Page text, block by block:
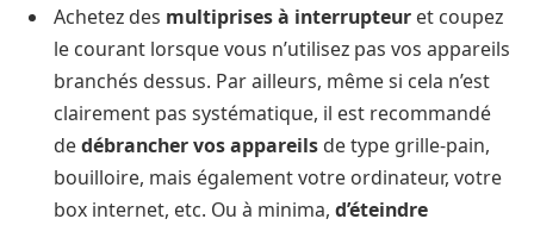
Achetez des multiprises à interrupteur et coupez
le courant lorsque vous n’utilisez pas vos appareils
branchés dessus. Par ailleurs, même si cela n’est
clairement pas systématique, il est recommandé
dedébrancher vos appareils de type grille-pain,
bouilloire, mais également votre ordinateur, votre
box internet, etc. Ou à minima, d’éteindre